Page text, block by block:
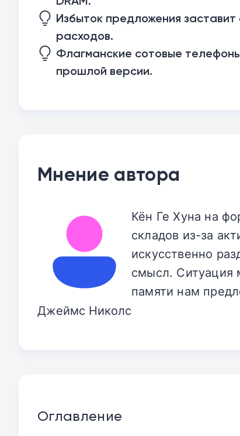
Избыток предложения
расходов.
Флагманские сотовые
прошлой версии.
Мнение автора
Джеймс Николс
Кён Ге Хуна на
складов из-за
искусственно
смысл. Ситуация
памяти нам
Оглавление